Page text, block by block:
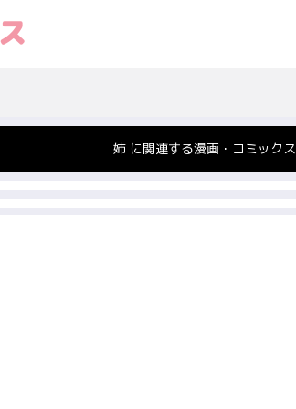
姉 に関連する漫画・コミックス